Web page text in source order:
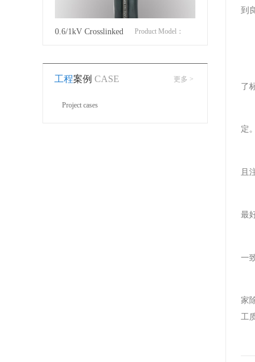
0.6/1kV Crosslinked
power cable
Product Model：
工程案例 CASE
Project cases
更多 >
到
了
定。
且
最
一
家
工